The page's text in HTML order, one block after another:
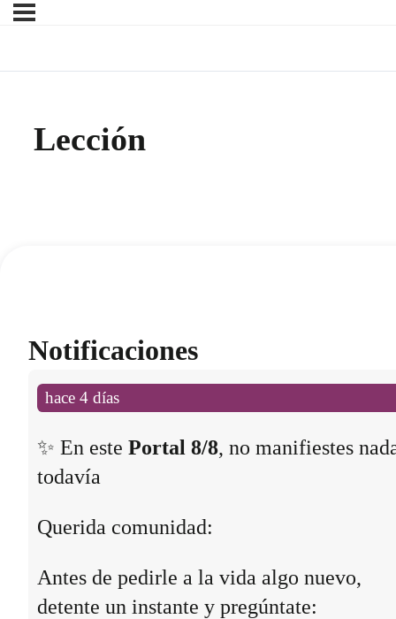
Lección
Notificaciones
hace 4 días
✨ En este Portal 8/8, no manifiestes
todavía
Querida comunidad:
Antes de pedirle a la vida algo nuevo,
detente un instante y pregúntate: